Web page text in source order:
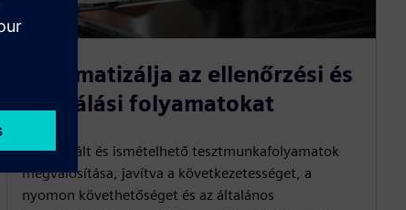
Automatizálja az ellenőrzési és
validálási folyamatokat
Strukturált és ismételhető tesztmunkafolyamatok
megvalósítása, javítva a következetességet, a
nyomon követhetőséget és az általános